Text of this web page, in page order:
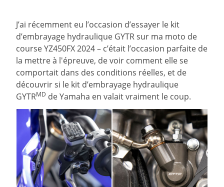
J’ai récemment eu l’occasion d’essayer le kit
d’embrayage hydraulique GYTR sur ma moto de
course YZ450FX 2024 – c’était l’occasion parfaite de
la mettre à l'épreuve, de voir comment elle se
comportait dans des conditions réelles, et de
découvrir si le kit d’embrayage hydraulique
GYTRMD de Yamaha en valait vraiment le coup.